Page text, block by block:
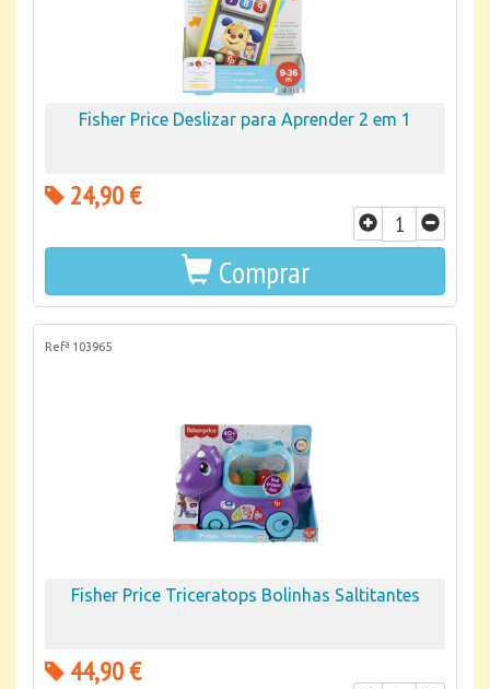
Fisher Price Deslizar para Aprender 2 em 1
24,90 €
Comprar
Refª 103965
Fisher Price Triceratops Bolinhas Saltitantes
44,90 €